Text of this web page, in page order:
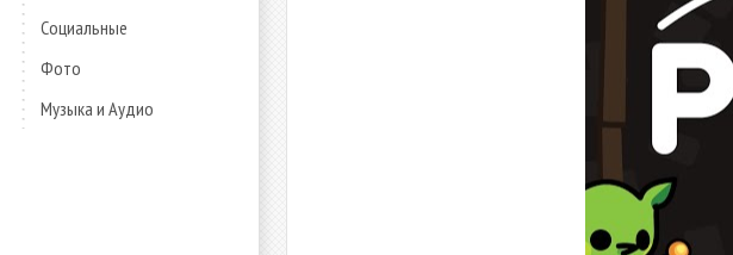
Социальные
Фото
Музыка и Аудио